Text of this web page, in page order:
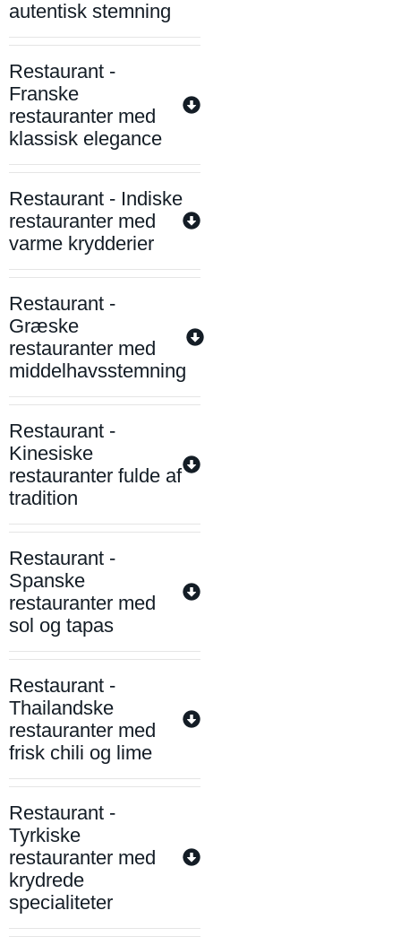
autentisk stemning
Restaurant -
Franske
restauranter med
klassisk elegance
Restaurant - Indiske
restauranter med
varme krydderier
Restaurant -
Græske
restauranter med
middelhavsstemning
Restaurant -
Kinesiske
restauranter fulde af
tradition
Restaurant -
Spanske
restauranter med
sol og tapas
Restaurant -
Thailandske
restauranter med
frisk chili og lime
Restaurant -
Tyrkiske
restauranter med
krydrede
specialiteter